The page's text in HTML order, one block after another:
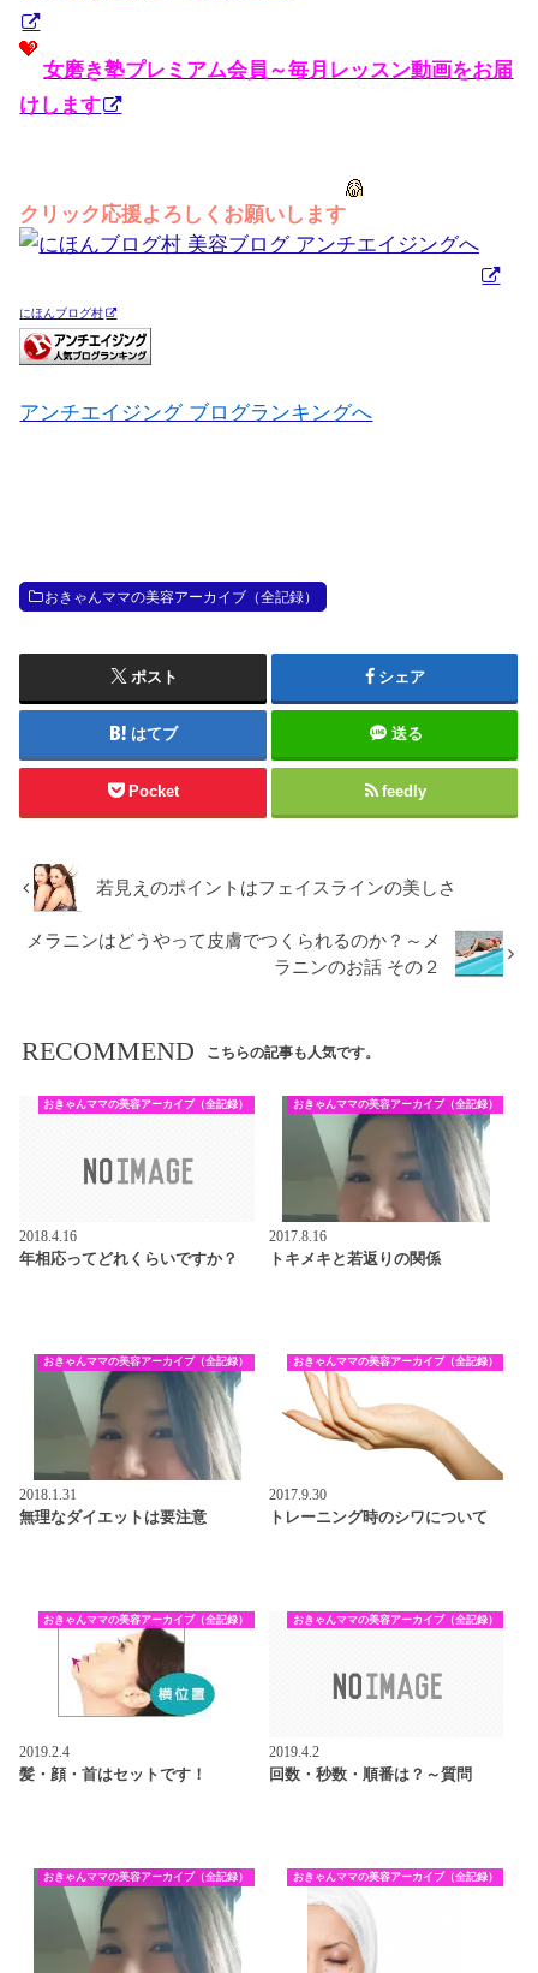
女磨き塾プレミアム会員～毎月レッスン動画をお届
けします
クリック応援よろしくお願いします
にほんブログ村
アンチエイジング ブログランキングへ
おきゃんママの美容アーカイブ（全記録）
ポスト シェア
はてブ 送る
Pocket feedly
若見えのポイントはフェイスラインの美しさ
メラニンはどうやって皮膚でつくられるのか？～メ
ラニンのお話 その２
RECOMMEND こちらの記事も人気です。
おきゃんママの美容アーカイブ（全記録）
2018.4.16
年相応ってどれくらいですか？
おきゃんママの美容アーカイブ（全記録）
2017.8.16
トキメキと若返りの関係
おきゃんママの美容アーカイブ（全記録）
2018.1.31
無理なダイエットは要注意
おきゃんママの美容アーカイブ（全記録）
2017.9.30
トレーニング時のシワについて
おきゃんママの美容アーカイブ（全記録）
2019.2.4
髪・顔・首はセットです！
おきゃんママの美容アーカイブ（全記録）
2019.4.2
回数・秒数・順番は？～質問
おきゃんママの美容アーカイブ（全記録） おきゃんママの美容アーカイブ（全記録）